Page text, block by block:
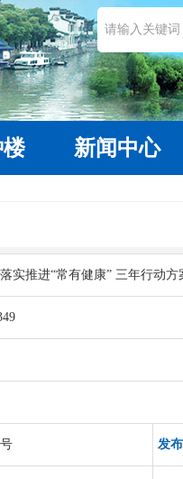
新闻中心
实推进“常有健康” 三年行动方
发